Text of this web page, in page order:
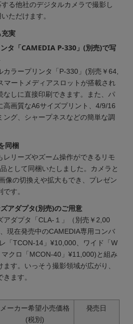
る他社のデジタルカメラで撮影し
ただけます。
実
タ「CAMEDIA P-330」(別売)で写
カラープリンタ「P-330」(別売￥64,
マートメディアスロットが搭載され
なしに直接印刷できます。また、パ
高画質なA6サイズプリント、4/9/16
ング、シャープネスなどの簡単な調
同梱
レリーズやズーム操作ができるリモ
として同梱いたしました。カメラと
像の切換えや拡大もでき、プレゼン
す。
アダプタ(別売)のご用意
アダプタ「CLA-１」（別売￥2,00
現在発売中のCAMEDIA専用コンバ
「TCON-14」¥10,000、ワイド「W
クロ「MCON-40」¥11,000)と組み
す。いっそう撮影領域が広がり、
ます。
メーカー希望小売価格
(税別)
発売日